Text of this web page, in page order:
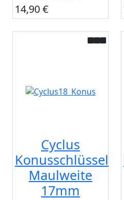
14,90 €
Cyclus
Konusschlüssel
Maulweite
17mm